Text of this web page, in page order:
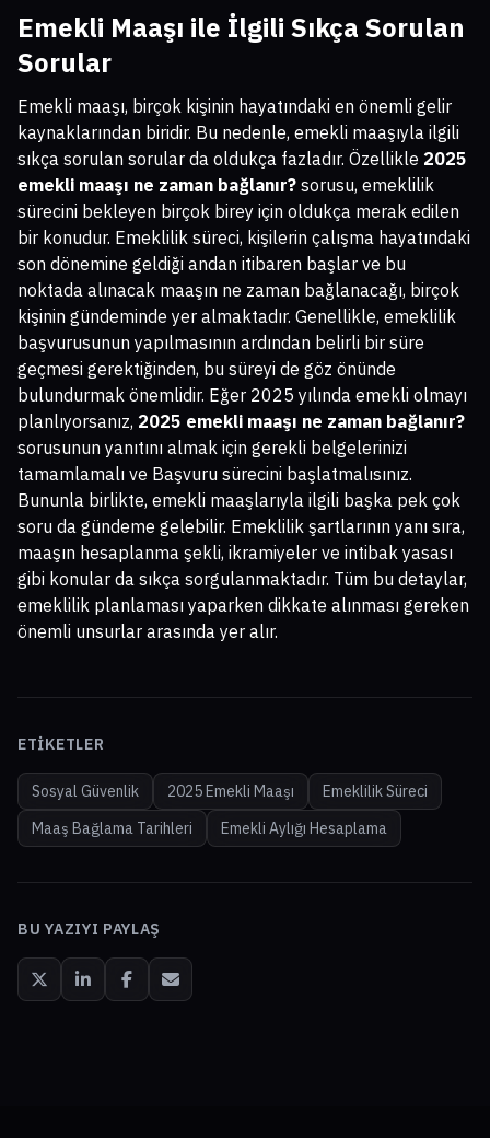
Emekli Maaşı ile İlgili Sıkça Sorulan
Sorular
Emekli maaşı, birçok kişinin hayatındaki en önemli gelir
kaynaklarından biridir. Bu nedenle, emekli maaşıyla ilgili
sıkça sorulan sorular da oldukça fazladır. Özellikle 2025
emekli maaşı ne zaman bağlanır? sorusu, emeklilik
sürecini bekleyen birçok birey için oldukça merak edilen
bir konudur. Emeklilik süreci, kişilerin çalışma hayatındaki
son dönemine geldiği andan itibaren başlar ve bu
noktada alınacak maaşın ne zaman bağlanacağı, birçok
kişinin gündeminde yer almaktadır. Genellikle, emeklilik
başvurusunun yapılmasının ardından belirli bir süre
geçmesi gerektiğinden, bu süreyi de göz önünde
bulundurmak önemlidir. Eğer 2025 yılında emekli olmayı
planlıyorsanız, 2025 emekli maaşı ne zaman bağlanır?
sorusunun yanıtını almak için gerekli belgelerinizi
tamamlamalı ve Başvuru sürecini başlatmalısınız.
Bununla birlikte, emekli maaşlarıyla ilgili başka pek çok
soru da gündeme gelebilir. Emeklilik şartlarının yanı sıra,
maaşın hesaplanma şekli, ikramiyeler ve intibak yasası
gibi konular da sıkça sorgulanmaktadır. Tüm bu detaylar,
emeklilik planlaması yaparken dikkate alınması gereken
önemli unsurlar arasında yer alır.
ETIKETLER
Sosyal Güvenlik 2025 Emekli Maaşı
Emeklilik Süreci
Maaş Bağlama Tarihleri
Emekli Aylığı Hesaplama
BU YAZIYI PAYLAŞ